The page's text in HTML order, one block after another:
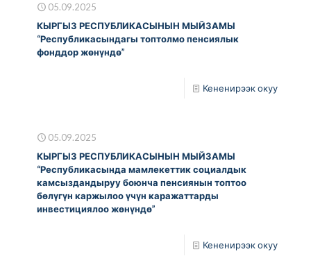
05.09.2025
КЫРГЫЗ РЕСПУБЛИКАСЫНЫН МЫЙЗАМЫ
“Республикасындагы топтолмо пенсиялык
фонддор жөнүндө”
Кененирээк окуу
05.09.2025
КЫРГЫЗ РЕСПУБЛИКАСЫНЫН МЫЙЗАМЫ
“Республикасында мамлекеттик социалдык
камсыздандыруу боюнча пенсиянын топтоо
бөлүгүн каржылоо үчүн каражаттарды
инвестициялоо жөнүндө”
Кененирээк окуу